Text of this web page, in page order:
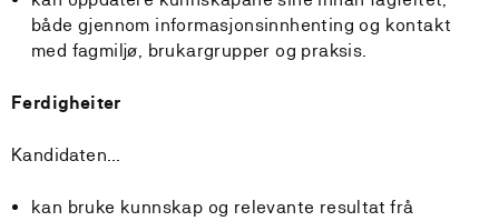
både gjennom informasjonsinnhenting og kontakt
med fagmiljø, brukargrupper og praksis.
Ferdigheiter
Kandidaten…
kan bruke kunnskap og relevante resultat frå